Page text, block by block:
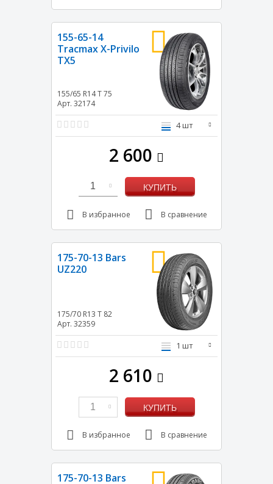
155-65-14
Tracmax X-Privilo
TX5
155/65 R14T75
Арт. 32174
4 шт
2 600
1 КУПИТЬ
В избранное В сравнение
175-70-13 Bars
UZ220
175/70 R13 T 82
Арт. 32359
1 шт
2 610
1 КУПИТЬ
В избранное В сравнение
175-70-13 Bars